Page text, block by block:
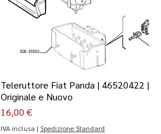
Teleruttore Fiat Panda | 46520422 |
Originale e Nuovo
Prezzo
16,00 €
IVA inclusa | Spedizione Standard